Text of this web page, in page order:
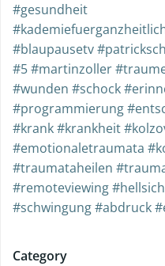
#gesundheit
#blaupausetv
#5 #martinzoller
#wunden #schock
#programmierung
#krank #krankheit
#emotionaletraumata
#traumataheilen
#remoteviewing
#schwingung #abdruck
Category